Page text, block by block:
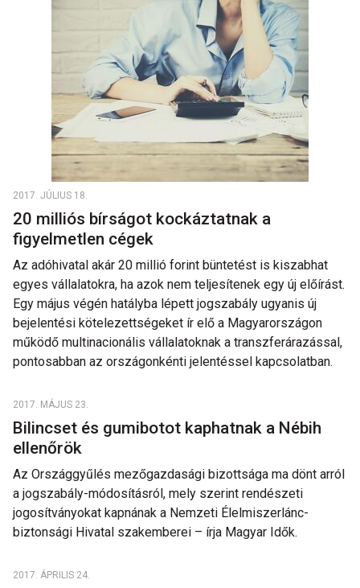
2017. JÚLIUS 18.
20 milliós bírságot kockáztatnak a
figyelmetlen cégek
Az adóhivatal akár 20 millió forint büntetést is kiszabhat
egyes vállalatokra, ha azok nem teljesítenek egy új előírást.
Egy május végén hatályba lépett jogszabály ugyanis új
bejelentési kötelezettségeket ír elő a Magyarországon
működő multinacionális vállalatoknak a transzferárazással,
pontosabban az országonkénti jelentéssel kapcsolatban.
2017. MÁJUS 23.
Bilincset és gumibotot kaphatnak a Nébih
ellenőrök
Az Országgyűlés mezőgazdasági bizottsága ma dönt arról
a jogszabály-módosításról, mely szerint rendészeti
jogosítványokat kapnának a Nemzeti Élelmiszerlánc-
biztonsági Hivatal szakemberei – írja Magyar Idők.
2017. ÁPRILIS 24.